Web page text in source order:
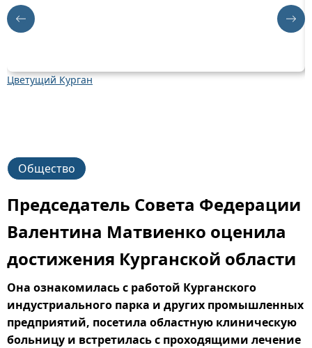
Цветущий Курган
Общество
Председатель Совета Федерации
Валентина Матвиенко оценила
достижения Курганской области
Она ознакомилась с работой Курганского
индустриального парка и других промышленных
предприятий, посетила областную клиническую
больницу и встретилась с проходящими лечение